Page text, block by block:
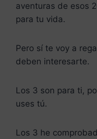
aventuras de esos
para tu vida.
Pero sí te voy a
deben interesarte.
Los 3 son para ti,
uses tú.
Los 3 he